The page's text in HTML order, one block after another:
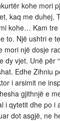
kohe mori
kaq me duhej.
kohe… Kam
to. Një ushtri e
mori një dosje
vjet. Unë për
Edhe Zihniu
i arsimit ne
gjithnjë e
i qytetit dhe po i
dot asgjë, ne